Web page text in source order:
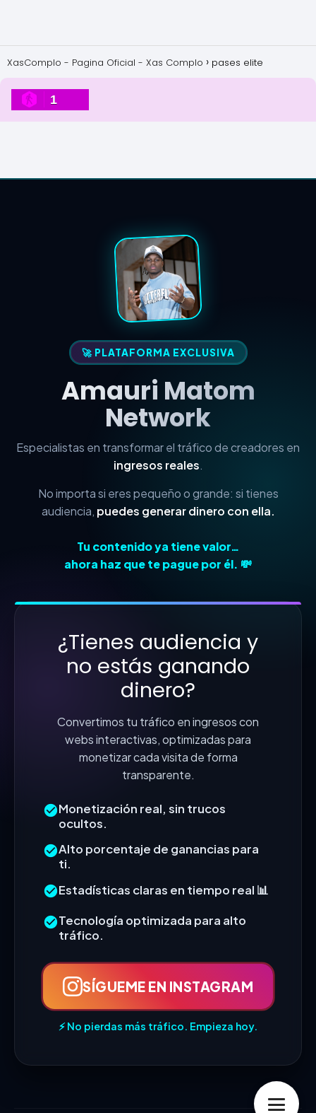
XasComplo - Pagina Oficial - Xas Complo pases elite
1
🚀 PLATAFORMA EXCLUSIVA
Amauri Matom
Network
Especialistas en transformar el tráfico de creadores en
ingresos reales.
No importa si eres pequeño o grande: si tienes
audiencia, puedes generar dinero con ella.
Tu contenido ya tiene valor…
ahora haz que te pague por él. 💸
¿Tienes audiencia y
no estás ganando
dinero?
Convertimos tu tráfico en ingresos con
webs interactivas, optimizadas para
monetizar cada visita de forma
transparente.
Monetización real, sin trucos
ocultos.
Alto porcentaje de ganancias para
ti.
Estadísticas claras en tiempo real 📊
Tecnología optimizada para alto
tráfico.
SÍGUEME EN INSTAGRAM
⚡ No pierdas más tráfico. Empieza hoy.